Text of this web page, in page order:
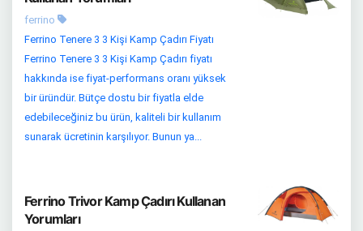
ferrino
Ferrino Tenere 3 3 Kişi Kamp Çadırı Fiyatı
Ferrino Tenere 3 3 Kişi Kamp Çadırı fiyatı
hakkında ise fiyat-performans oranı yüksek
bir üründür. Bütçe dostu bir fiyatla elde
edebileceğiniz bu ürün, kaliteli bir kullanım
sunarak ücretinin karşılıyor. Bunun ya...
Ferrino Trivor Kamp Çadırı Kullanan
Yorumları